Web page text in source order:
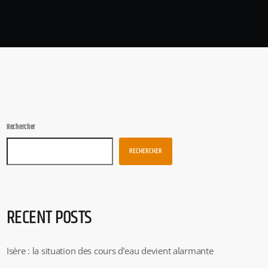
Rechercher
RECHERCHER
RECENT POSTS
Isère : la situation des cours d’eau devient alarmante